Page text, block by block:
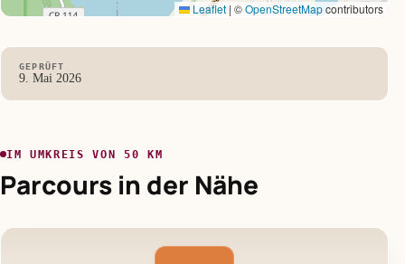
Leaflet | ©OpenStreetMapcontributors
GEPRÜFT
9. Mai 2026
IM UMKREIS VON 50 KM
Parcours in der Nähe